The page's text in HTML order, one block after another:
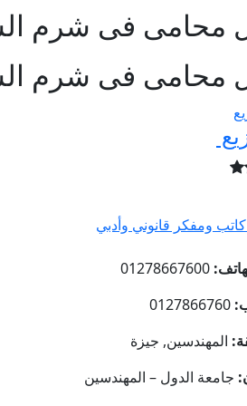
محامى فى شرم
محامى فى شرم
ومفكر قانوني وأدبي
01278667600
0127866760
المهندسين, جيزة
جامعة الدول – المهندسين